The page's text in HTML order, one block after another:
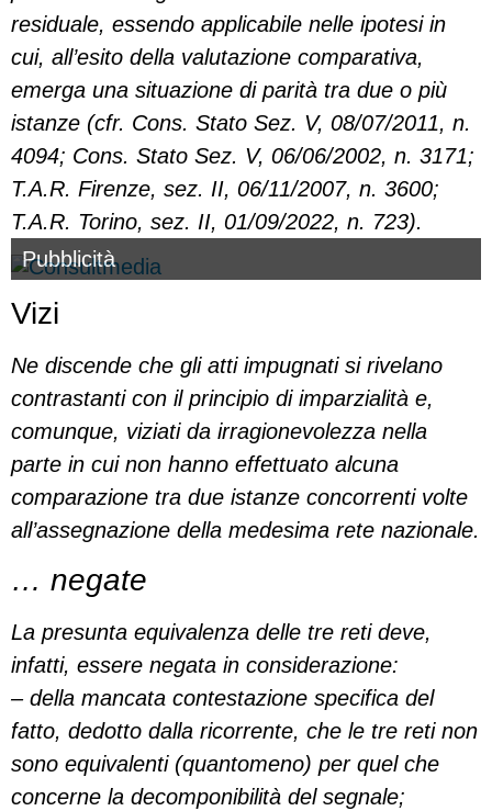
residuale, essendo applicabile nelle ipotesi in
cui, all’esito della valutazione comparativa,
emerga una situazione di parità tra due o più
istanze (cfr. Cons. Stato Sez. V, 08/07/2011, n.
4094; Cons. Stato Sez. V, 06/06/2002, n. 3171;
T.A.R. Firenze, sez. II, 06/11/2007, n. 3600;
T.A.R. Torino, sez. II, 01/09/2022, n. 723).
Pubblicità
Vizi
Ne discende che gli atti impugnati si rivelano
contrastanti con il principio di imparzialità e,
comunque, viziati da irragionevolezza nella
parte in cui non hanno effettuato alcuna
comparazione tra due istanze concorrenti volte
all’assegnazione della medesima rete nazionale.
… negate
La presunta equivalenza delle tre reti deve,
infatti, essere negata in considerazione:
– della mancata contestazione specifica del
fatto, dedotto dalla ricorrente, che le tre reti non
sono equivalenti (quantomeno) per quel che
concerne la decomponibilità del segnale;